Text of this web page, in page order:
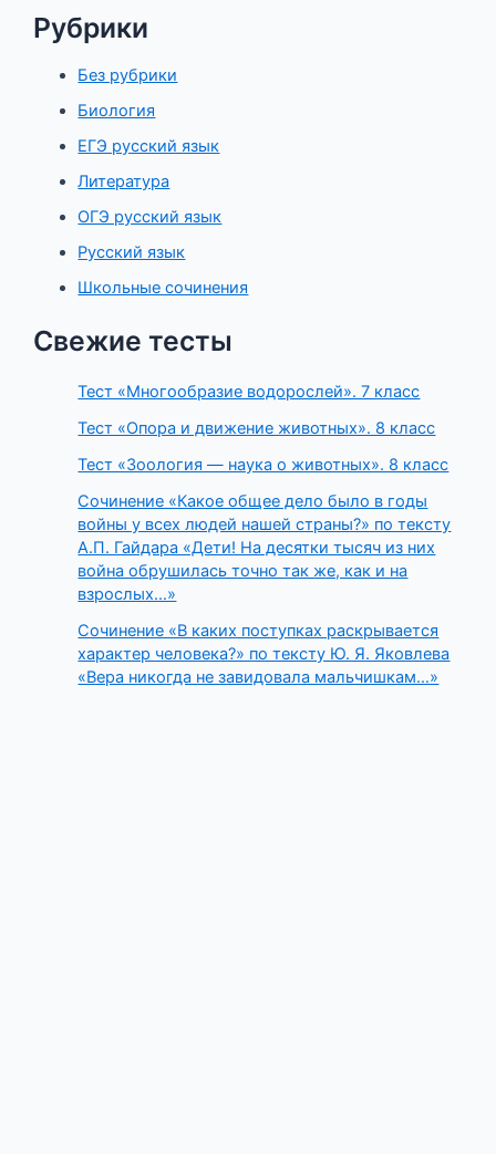
Рубрики
Без рубрики
Биология
ЕГЭ русский язык
Литература
ОГЭ русский язык
Русский язык
Школьные сочинения
Свежие тесты
Тест «Многообразие водорослей». 7 класс
Тест «Опора и движение животных». 8 класс
Тест «Зоология — наука о животных». 8 класс
Сочинение «Какое общее дело было в годы
войны у всех людей нашей страны?» по тексту
А.П. Гайдара «Дети! На десятки тысяч из них
война обрушилась точно так же, как и на
взрослых…»
Сочинение «В каких поступках раскрывается
характер человека?» по тексту Ю. Я. Яковлева
«Вера никогда не завидовала мальчишкам…»